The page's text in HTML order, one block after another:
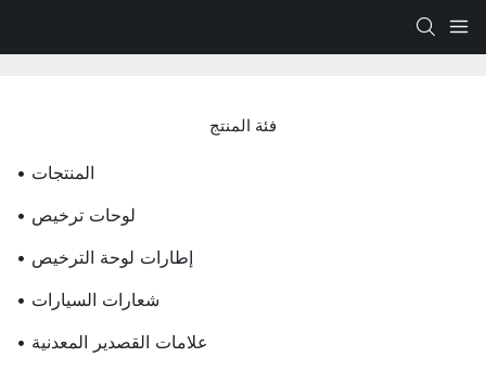
فئة المنتج
• المنتجات
• لوحات ترخيص
• إطارات لوحة الترخيص
• شعارات السيارات
• علامات القصدير المعدنية